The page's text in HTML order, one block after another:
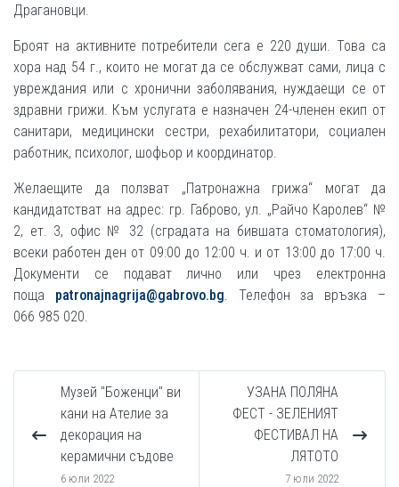
Драгановци.
Броят на активните потребители сега е 220 души. Това са
хора над 54 г., които не могат да се обслужват сами, лица с
увреждания или с хронични заболявания, нуж­даещи се от
здравни грижи. Към услугата е назначен 24-членен екип от
санитари, медицински сестри, рехабилитатори, социален
работник, психолог, шофьор и координатор.
Желаещите да ползват „Патронажна грижа“ могат да
кандидатстват на адрес: гр. Габрово, ул. „Райчо Каролев“ №
2, ет. 3, офис № 32 (сградата на бившата стоматология),
всеки работен ден от 09:00 до 12:00 ч. и от 13:00 до 17:00 ч.
Документи се подават лично или чрез електронна
поща patronajnagrija@gabrovo.bg . Телефон за връзка –
066 985 020.
Музей "Боженци" ви
кани на Ателие за
декорация на
керамични съдове
6 юли 2022
УЗАНА ПОЛЯНА
ФЕСТ - ЗЕЛЕНИЯТ
ФЕСТИВАЛ НА
ЛЯТОТО
7 юли 2022